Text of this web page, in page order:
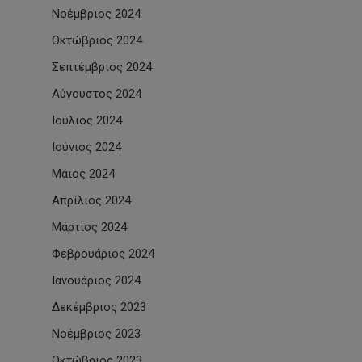
Νοέμβριος 2024
Οκτώβριος 2024
Σεπτέμβριος 2024
Αύγουστος 2024
Ιούλιος 2024
Ιούνιος 2024
Μάιος 2024
Απρίλιος 2024
Μάρτιος 2024
Φεβρουάριος 2024
Ιανουάριος 2024
Δεκέμβριος 2023
Νοέμβριος 2023